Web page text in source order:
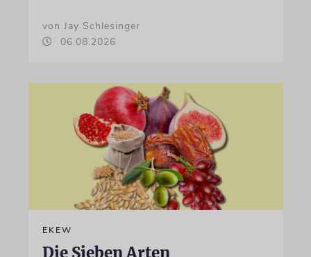
von Jay Schlesinger
06.08.2026
EKEW
Die Sieben Arten